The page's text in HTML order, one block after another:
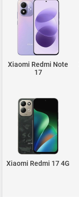
Xiaomi Redmi Note
17
Xiaomi Redmi 17 4G